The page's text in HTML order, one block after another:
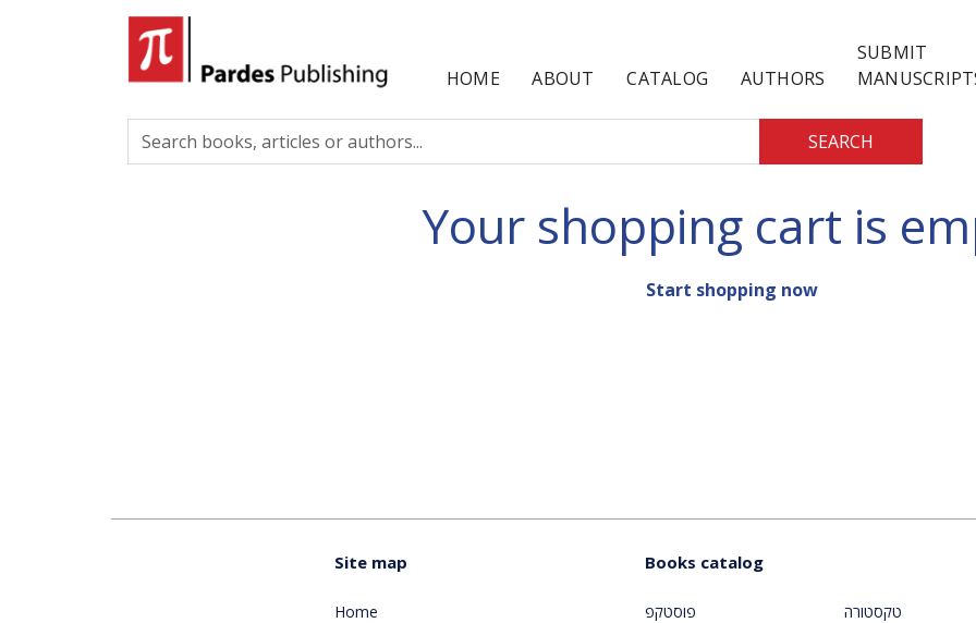
HOME ABOUT CATALOG AUTHORS
SUBMIT
SEARCH
Your shopping cart is
Start shopping now
Site map
Home
Books catalog
פוסטקפ
טקסטורה